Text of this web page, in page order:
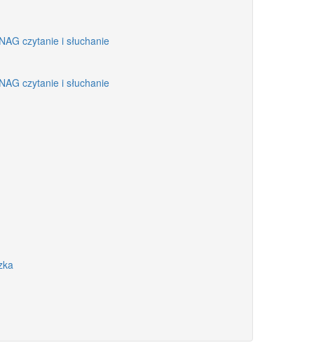
czytanie i słuchanie
czytanie i słuchanie